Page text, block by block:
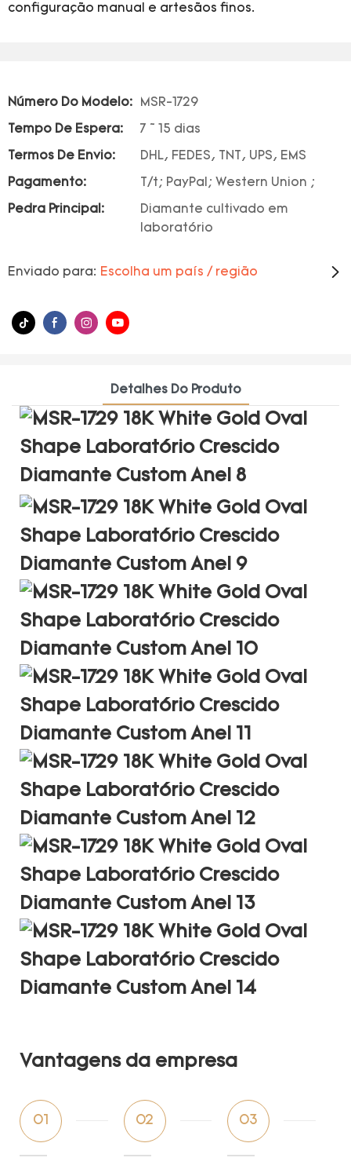
configuração manual e artesãos finos.
Número Do Modelo: MSR-1729
Tempo De Espera: 7 ~ 15 dias
Termos De Envio: DHL, FEDES, TNT, UPS, EMS
Pagamento: T/t; PayPal; Western Union ;
Pedra Principal:
Diamante cultivado em
laboratório
Enviado para: Escolha um país / região
Detalhes Do Produto
Vantagens da empresa
01 02 03